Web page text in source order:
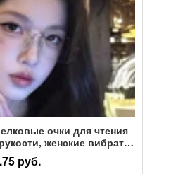
очки для чтения
женские вибрато,
линзы с
могут быть оснащены
руб.